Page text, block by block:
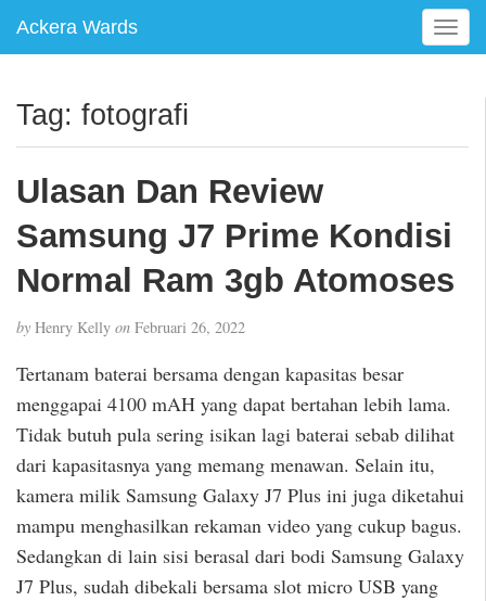
Ackera Wards
T
o
e
v
i
a
Tag: fotografi
Ulasan Dan Review
Samsung J7 Prime Kondisi
Normal Ram 3gb Atomoses
by Henry Kelly on Februari 26, 2022
Tertanam baterai bersama dengan kapasitas besar
menggapai 4100 mAH yang dapat bertahan lebih lama.
Tidak butuh pula sering isikan lagi baterai sebab dilihat
dari kapasitasnya yang memang menawan. Selain itu,
kamera milik Samsung Galaxy J7 Plus ini juga diketahui
mampu menghasilkan rekaman video yang cukup bagus.
Sedangkan di lain sisi berasal dari bodi Samsung Galaxy
J7 Plus, sudah dibekali bersama slot micro USB yang